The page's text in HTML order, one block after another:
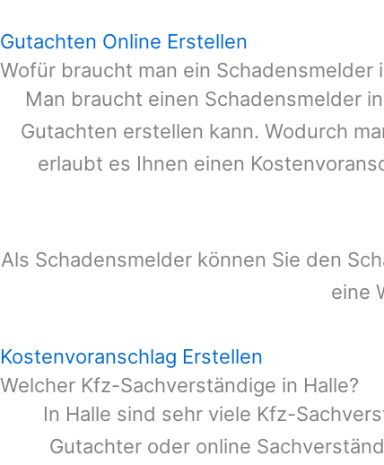
Gutachten Online Erstellen
Wofür braucht man ein Schadensmelder
Man braucht einen Schadensmelder in
Gutachten erstellen kann. Wodurch
erlaubt es Ihnen einen
Als Schadensmelder können Sie den
eine
Kostenvoranschlag Erstellen
Welcher Kfz-Sachverständige in Halle?
In Halle sind sehr viele Kfz-
Gutachter oder online